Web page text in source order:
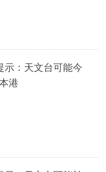
示：天文台可能今
港